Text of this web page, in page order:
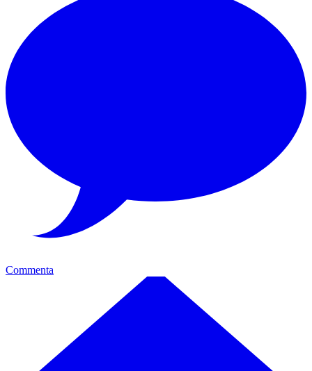
Commenta